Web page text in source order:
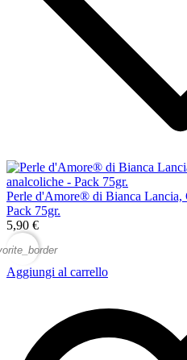
Perle d'Amore® di Bianca Lancia,
Pack 75gr.
5,90 €
Aggiungi al carrello